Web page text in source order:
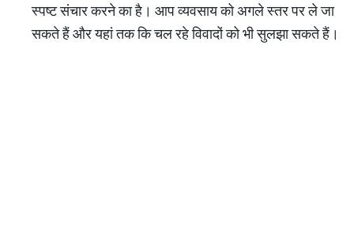
स्पष्ट संचार करने का है। आप व्यवसाय को अगले स्तर पर ले जा
सकते हैं और यहां तक कि चल रहे विवादों को भी सुलझा सकते हैं।